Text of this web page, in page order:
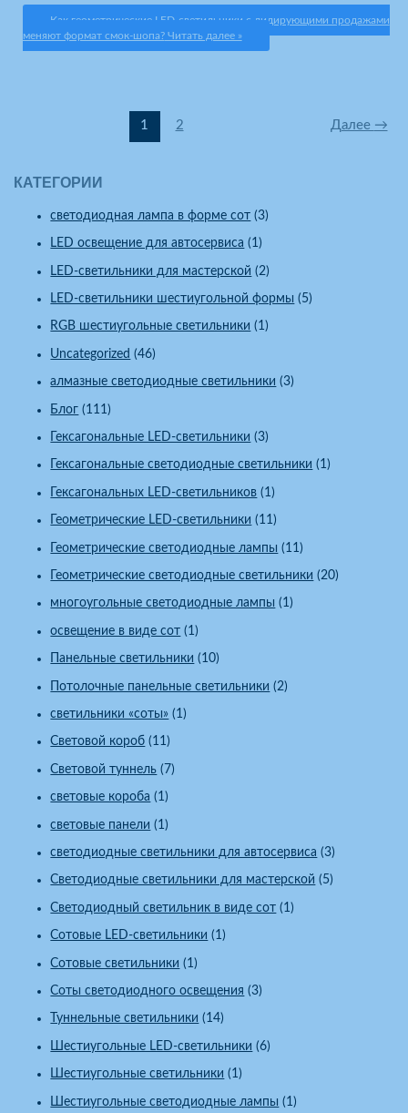
КАТЕГОРИИ
cветодиодная лампа в форме сот (3)
LED освещение для автосервиса (1)
LED-светильники для мастерской (2)
LED-светильники шестиугольной формы (5)
RGB шестиугольные светильники (1)
Uncategorized (46)
алмазные светодиодные светильники (3)
Блог (111)
Гексагональные LED-светильники (3)
Гексагональные светодиодные светильники (1)
Гексагональных LED-светильников (1)
Геометрические LED-светильники (11)
Геометрические светодиодные лампы (11)
Геометрические светодиодные светильники (20)
многоугольные светодиодные лампы (1)
освещение в виде сот (1)
Панельные светильники (10)
Потолочные панельные светильники (2)
светильники «соты» (1)
Световой короб (11)
Световой туннель (7)
световые короба (1)
световые панели (1)
светодиодные светильники для автосервиса (3)
Светодиодные светильники для мастерской (5)
Светодиодный светильник в виде сот (1)
Сотовые LED-светильники (1)
Сотовые светильники (1)
Соты светодиодного освещения (3)
Туннельные светильники (14)
Шестиугольные LED-светильники (6)
Шестиугольные светильники (1)
Шестиугольные светодиодные лампы (1)
Как геометрические LED-светильники с лидирующими продажами
меняют формат смок-шопа?Читать далее »
1 2 Далее →